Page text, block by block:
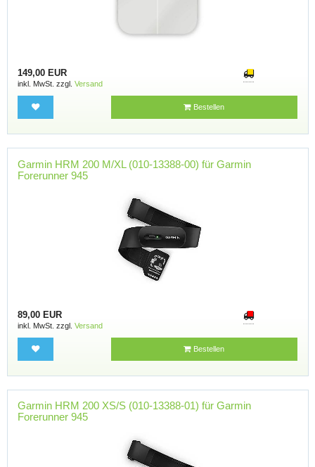
149,00 EUR
inkl. MwSt. zzgl. Versand
Bestellen
Garmin HRM 200 M/XL (010-13388-00) für Garmin
Forerunner 945
89,00 EUR
inkl. MwSt. zzgl. Versand
Bestellen
Garmin HRM 200 XS/S (010-13388-01) für Garmin
Forerunner 945